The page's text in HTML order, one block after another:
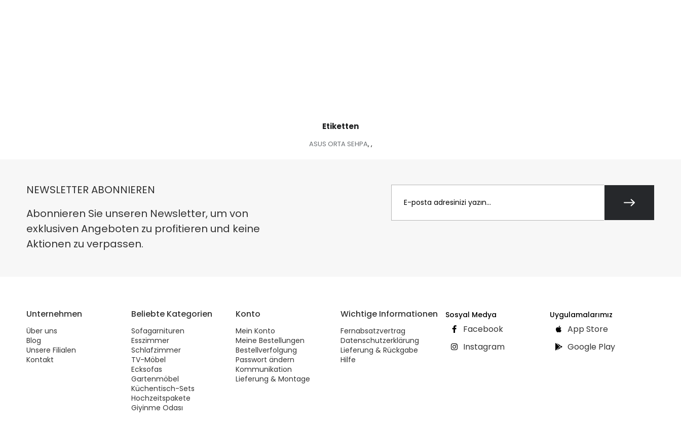
Etiketten
ASUS ORTA SEHPA, ,
NEWSLETTER ABONNIEREN
Abonnieren Sie unseren Newsletter, um von
exklusiven Angeboten zu profitieren und keine
Aktionen zu verpassen.
Unternehmen
Über uns
Blog
Unsere Filialen
Kontakt
Beliebte Kategorien
Sofagarnituren
Esszimmer
Schlafzimmer
TV-Möbel
Ecksofas
Gartenmöbel
Küchentisch-Sets
Hochzeitspakete
Giyinme Odası
Konto
Mein Konto
Meine Bestellungen
Bestellverfolgung
Passwort ändern
Kommunikation
Lieferung & Montage
Wichtige Informationen
Fernabsatzvertrag
Datenschutzerklärung
Lieferung & Rückgabe
Hilfe
Sosyal Medya
Facebook
Instagram
Uygulamalarımız
App Store
Google Play